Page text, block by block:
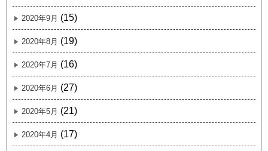
2020年9月 (15)
2020年8月 (19)
2020年7月 (16)
2020年6月 (27)
2020年5月 (21)
2020年4月 (17)